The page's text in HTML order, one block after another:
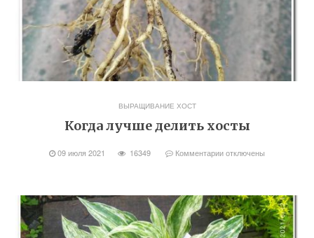
ВЫРАЩИВАНИЕ ХОСТ
Когда лучше делить хосты
09 июля 2021 16349 Комментарииотключены